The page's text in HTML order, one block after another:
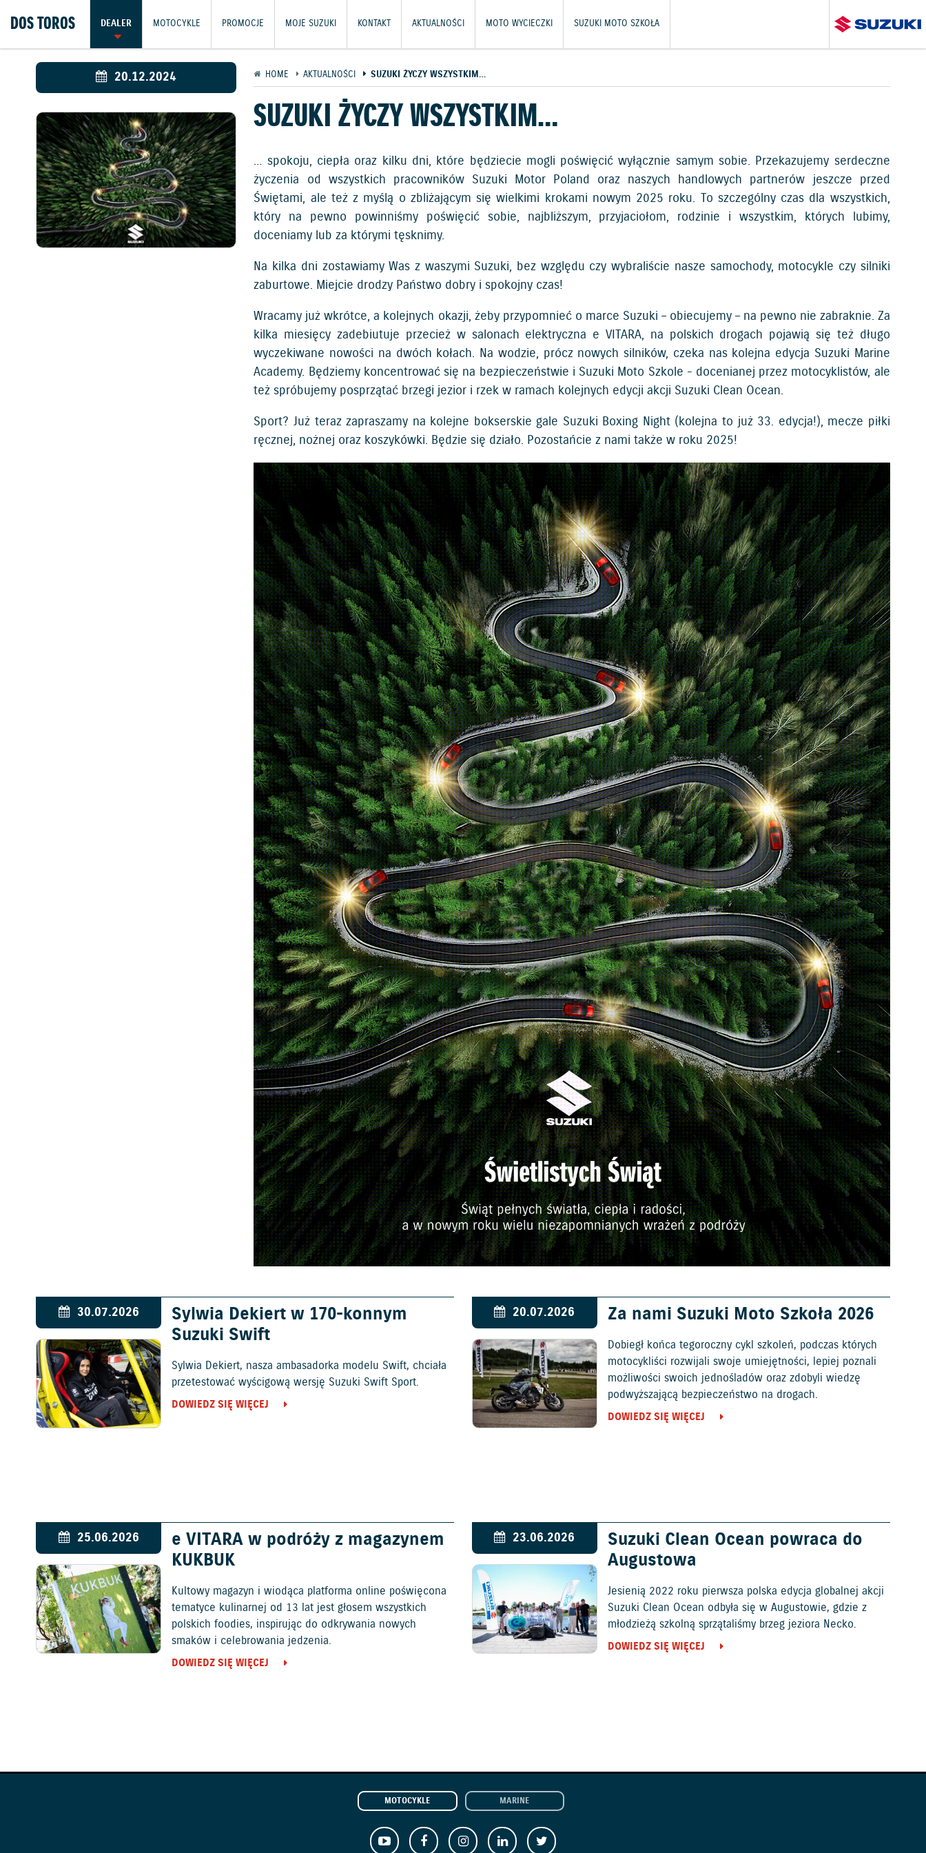
DOS TOROS DEALER MOTOCYKLE PROMOCJE MOJE SUZUKI KONTAKT AKTUALNOŚCI MOTO WYCIECZKI SUZUKI MOTO SZKOŁA
20.12.2024 HOME AKTUALNOŚCI SUZUKI ŻYCZY WSZYSTKIM…
SUZUKI ŻYCZY WSZYSTKIM…
… spokoju, ciepła oraz kilku dni, które będziecie mogli poświęcić wyłącznie samym sobie. Przekazujemy serdeczne
życzenia od wszystkich pracowników Suzuki Motor Poland oraz naszych handlowych partnerów jeszcze przed
Świętami, ale też z myślą o zbliżającym się wielkimi krokami nowym 2025 roku. To szczególny czas dla wszystkich,
który na pewno powinniśmy poświęcić sobie, najbliższym, przyjaciołom, rodzinie i wszystkim, których lubimy,
doceniamy lub za którymi tęsknimy.
Na kilka dni zostawiamy Was z waszymi Suzuki, bez względu czy wybraliście nasze samochody, motocykle czy silniki
zaburtowe. Miejcie drodzy Państwo dobry i spokojny czas!
Wracamy już wkrótce, a kolejnych okazji, żeby przypomnieć o marce Suzuki – obiecujemy – na pewno nie zabraknie. Za
kilka miesięcy zadebiutuje przecież w salonach elektryczna e VITARA, na polskich drogach pojawią się też długo
wyczekiwane nowości na dwóch kołach. Na wodzie, prócz nowych silników, czeka nas kolejna edycja Suzuki Marine
Academy. Będziemy koncentrować się na bezpieczeństwie i Suzuki Moto Szkole - docenianej przez motocyklistów, ale
też spróbujemy posprzątać brzegi jezior i rzek w ramach kolejnych edycji akcji Suzuki Clean Ocean.
Sport? Już teraz zapraszamy na kolejne bokserskie gale Suzuki Boxing Night (kolejna to już 33. edycja!), mecze piłki
ręcznej, nożnej oraz koszykówki. Będzie się działo. Pozostańcie z nami także w roku 2025!
30.07.2026
Sylwia Dekiert w 170-konnym
Suzuki Swift
Sylwia Dekiert, nasza ambasadorka modelu Swift, chciała
przetestować wyścigową wersję Suzuki Swift Sport.
DOWIEDZ SIĘ WIĘCEJ
20.07.2026 Za nami Suzuki Moto Szkoła 2026
Dobiegł końca tegoroczny cykl szkoleń, podczas których
motocykliści rozwijali swoje umiejętności, lepiej poznali
możliwości swoich jednośladów oraz zdobyli wiedzę
podwyższającą bezpieczeństwo na drogach.
DOWIEDZ SIĘ WIĘCEJ
25.06.2026
e VITARA w podróży z magazynem
KUKBUK
Kultowy magazyn i wiodąca platforma online poświęcona
tematyce kulinarnej od 13 lat jest głosem wszystkich
polskich foodies, inspirując do odkrywania nowych
smaków i celebrowania jedzenia.
DOWIEDZ SIĘ WIĘCEJ
23.06.2026
Suzuki Clean Ocean powraca do
Augustowa
Jesienią 2022 roku pierwsza polska edycja globalnej akcji
Suzuki Clean Ocean odbyła się w Augustowie, gdzie z
młodzieżą szkolną sprzątaliśmy brzeg jeziora Necko.
DOWIEDZ SIĘ WIĘCEJ
MOTOCYKLE MARINE